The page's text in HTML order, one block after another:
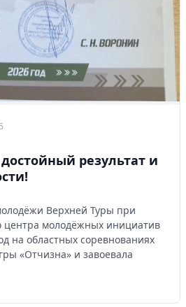
результат и
Верхней Туры при
центра молодёжных инициатив
на областных соревнованиях
«Отчизна» и завоевала